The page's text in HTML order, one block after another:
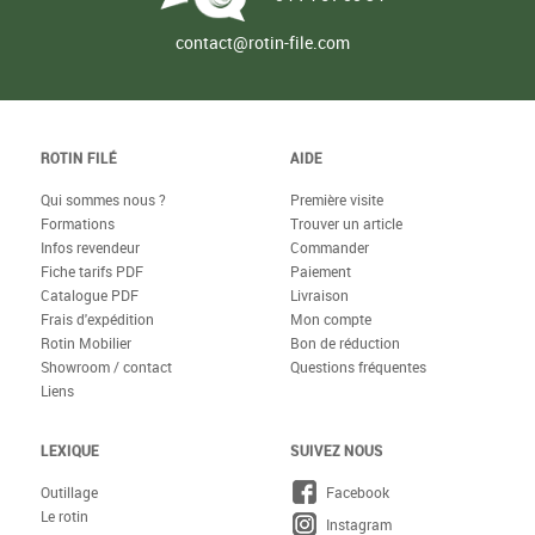
contact@rotin-file.com
ROTIN FILÉ
Qui sommes nous ?
Formations
Infos revendeur
Fiche tarifs PDF
Catalogue PDF
Frais d'expédition
Rotin Mobilier
Showroom / contact
Liens
AIDE
Première visite
Trouver un article
Commander
Paiement
Livraison
Mon compte
Bon de réduction
Questions fréquentes
LEXIQUE
Outillage
Le rotin
SUIVEZ NOUS
Facebook
Instagram